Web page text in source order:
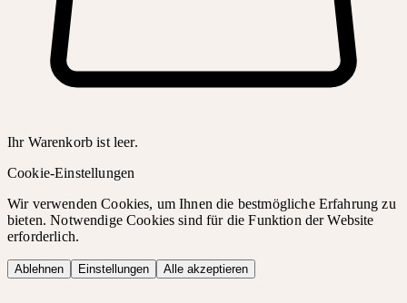
Ihr Warenkorb ist leer.
Cookie-Einstellungen
Wir verwenden Cookies, um Ihnen die bestmögliche Erfahrung zu
bieten. Notwendige Cookies sind für die Funktion der Website
erforderlich.
Ablehnen Einstellungen Alle akzeptieren